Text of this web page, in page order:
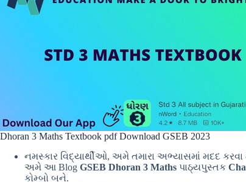
Dhoran 3 Maths Textbook pdf Download GSEB 2023
નમસ્કાર વિદ્યાર્થીઓ, અમે તમારા અભ્યાસમાં મદદ
અમે આ Blog GSEB Dhoran 3 Maths પાઠ્યપુસ્તક
કોમ્બો બને.